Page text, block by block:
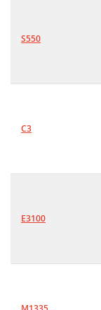
S550
C3
E3100